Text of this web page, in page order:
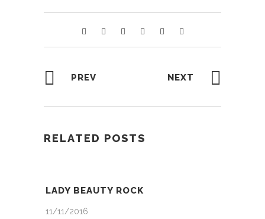
PREV NEXT
RELATED POSTS
LADY BEAUTY ROCK
11/11/2016